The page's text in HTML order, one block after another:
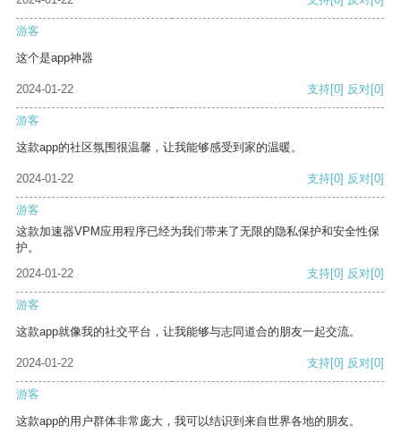
游客
这个是app神器
2024-01-22 支持[0] 反对[0]
游客
这款app的社区氛围很温馨，让我能够感受到家的温暖。
2024-01-22 支持[0] 反对[0]
游客
这款加速器VPM应用程序已经为我们带来了无限的隐私保护和安全性保
护。
2024-01-22
支持[0] 反对[0]
游客
这款app就像我的社交平台，让我能够与志同道合的朋友一起交流。
2024-01-22 支持[0] 反对[0]
游客
这款app的用户群体非常庞大，我可以结识到来自世界各地的朋友。